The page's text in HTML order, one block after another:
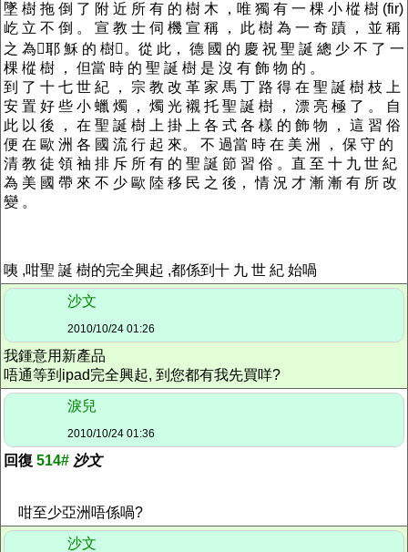
墜 樹 拖 倒 了 附 近 所 有 的 樹 木 ，唯 獨 有 一 棵 小 樅 樹 (fir)
屹 立 不 倒 。 宣 教 士 伺 機 宣 稱 ， 此 樹 為 一 奇 蹟 ， 並 稱
之 為耶 穌 的 樹。從 此， 德 國 的 慶 祝 聖 誕 總 少 不 了 一
棵 樅 樹 ， 但當 時 的 聖 誕 樹 是 沒 有 飾 物 的 。
到 了 十 七 世 紀 ， 宗 教 改 革 家 馬 丁 路 得 在 聖 誕 樹 枝 上
安 置 好 些 小 蠟 燭 ， 燭 光 襯 托 聖 誕 樹 ， 漂 亮 極 了 。 自
此 以 後 ， 在 聖 誕 樹 上 掛 上 各 式 各 樣 的 飾 物 ， 這 習 俗
便 在 歐 洲 各 國 流 行 起 來。 不 過當 時 在 美 洲 ， 保 守 的
清 教 徒 領 袖 排 斥 所 有 的 聖 誕 節 習 俗 。直 至 十 九 世 紀
為 美 國 帶 來 不 少 歐 陸 移 民 之 後， 情 況 才 漸 漸 有 所 改
變 。
咦 ,咁聖 誕 樹的完全興起 ,都係到十 九 世 紀 始喎
沙文
2010/10/24 01:26
我鍾意用新產品
唔通等到ipad完全興起, 到您都有我先買咩?
淚兒
2010/10/24 01:36
回復 514# 沙文
咁至少亞洲唔係喎?
沙文